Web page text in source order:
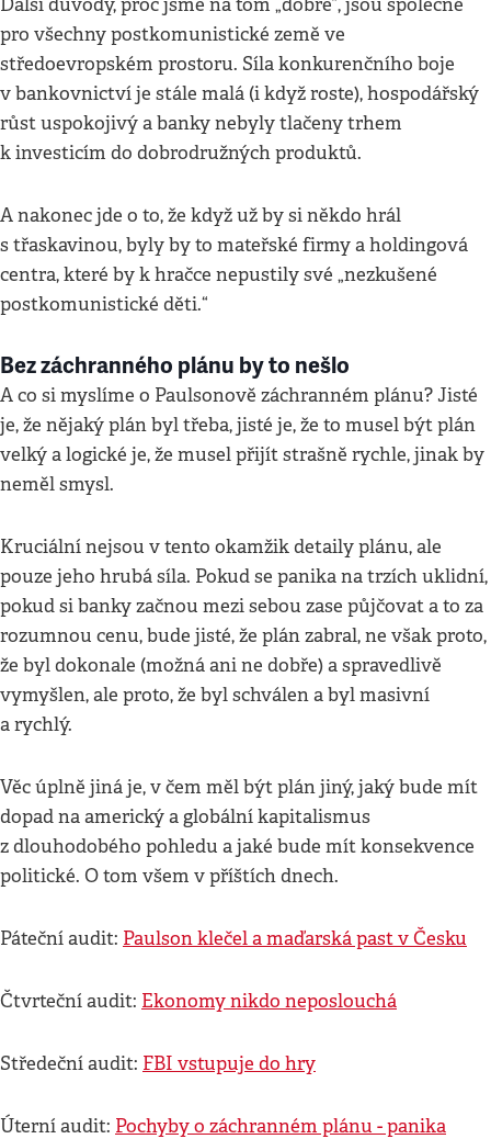
Další důvody, proč jsme na tom „dobře“, jsou společné
pro všechny postkomunistické země ve
středoevropském prostoru. Síla konkurenčního boje
v bankovnictví je stále malá (i když roste), hospodářský
růst uspokojivý a banky nebyly tlačeny trhem
k investicím do dobrodružných produktů.
A nakonec jde o to, že když už by si někdo hrál
s třaskavinou, byly by to mateřské firmy a holdingová
centra, které by k hračce nepustily své „nezkušené
postkomunistické děti.“
Bez záchranného plánu by to nešlo
A co si myslíme o Paulsonově záchranném plánu? Jisté
je, že nějaký plán byl třeba, jisté je, že to musel být plán
velký a logické je, že musel přijít strašně rychle, jinak by
neměl smysl.
Kruciální nejsou v tento okamžik detaily plánu, ale
pouze jeho hrubá síla. Pokud se panika na trzích uklidní,
pokud si banky začnou mezi sebou zase půjčovat a to za
rozumnou cenu, bude jisté, že plán zabral, ne však proto,
že byl dokonale (možná ani ne dobře) a spravedlivě
vymyšlen, ale proto, že byl schválen a byl masivní
a rychlý.
Věc úplně jiná je, v čem měl být plán jiný, jaký bude mít
dopad na americký a globální kapitalismus
z dlouhodobého pohledu a jaké bude mít konsekvence
politické. O tom všem v příštích dnech.
Páteční audit: Paulson klečel a maďarská past v Česku
Čtvrteční audit: Ekonomy nikdo neposlouchá
Středeční audit: FBI vstupuje do hry
Úterní audit: Pochyby o záchranném plánu - panika